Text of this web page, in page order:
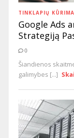
TINKLAPIŲ
Google Ads
Strategiją
0
Šiandienos
galimybes [...]